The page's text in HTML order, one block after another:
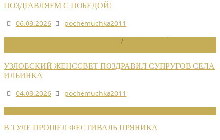
ПОЗДРАВЛЯЕМ С ПОБЕДОЙ!
06.08.2026
pochemuchka2011
/
УЗЛОВСКИЙ ЖЕНСОВЕТ ПОЗДРАВИЛ СУПРУГОВ СЕЛА
ИЛЬИНКА
04.08.2026
pochemuchka2011
В ТУЛЕ ПРОШЕЛ ФЕСТИВАЛЬ ПРЯНИКА